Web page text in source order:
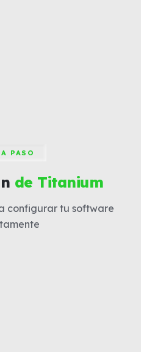
PASO
de Titanium
configurar tu software